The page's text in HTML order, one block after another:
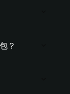
？